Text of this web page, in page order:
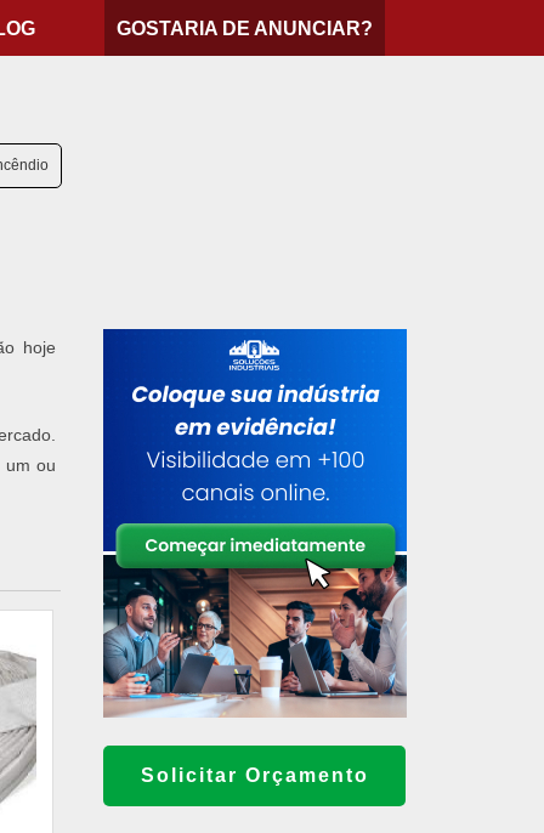
GOSTARIA DE ANUNCIAR?
hoje
um ou
Solicitar Orçamento